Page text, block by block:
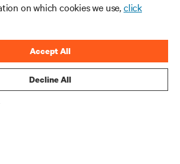
登録する
on which cookies we use,click
Decline All
Accept All